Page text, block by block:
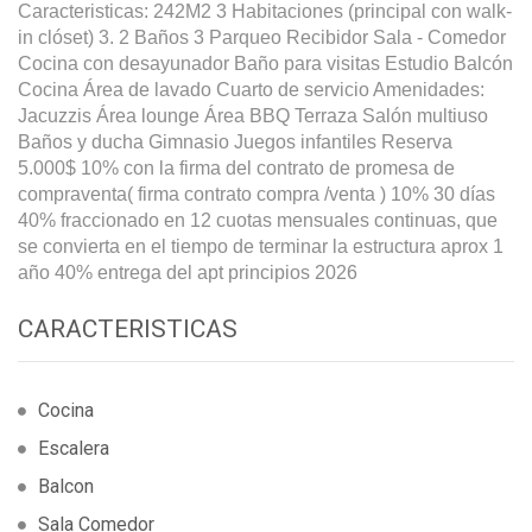
Caracteristicas: 242M2 3 Habitaciones (principal con walk-
in clóset) 3. 2 Baños 3 Parqueo Recibidor Sala - Comedor
Cocina con desayunador Baño para visitas Estudio Balcón
Cocina Área de lavado Cuarto de servicio Amenidades:
Jacuzzis Área lounge Área BBQ Terraza Salón multiuso
Baños y ducha Gimnasio Juegos infantiles Reserva
5.000$ 10% con la firma del contrato de promesa de
compraventa( firma contrato compra /venta ) 10% 30 días
40% fraccionado en 12 cuotas mensuales continuas, que
se convierta en el tiempo de terminar la estructura aprox 1
año 40% entrega del apt principios 2026
CARACTERISTICAS
Cocina
Escalera
Balcon
Sala Comedor